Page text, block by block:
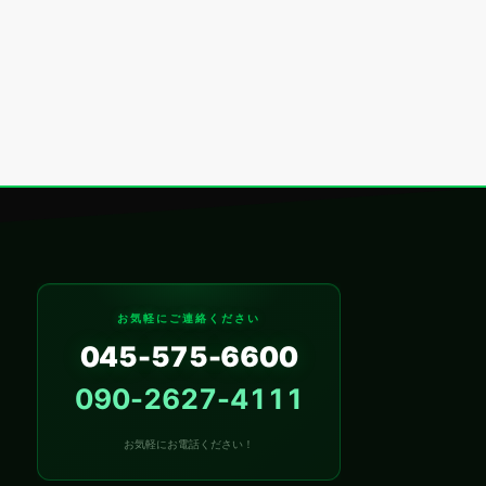
お気軽にご連絡ください
045-575-6600
090-2627-4111
お気軽にお電話ください！